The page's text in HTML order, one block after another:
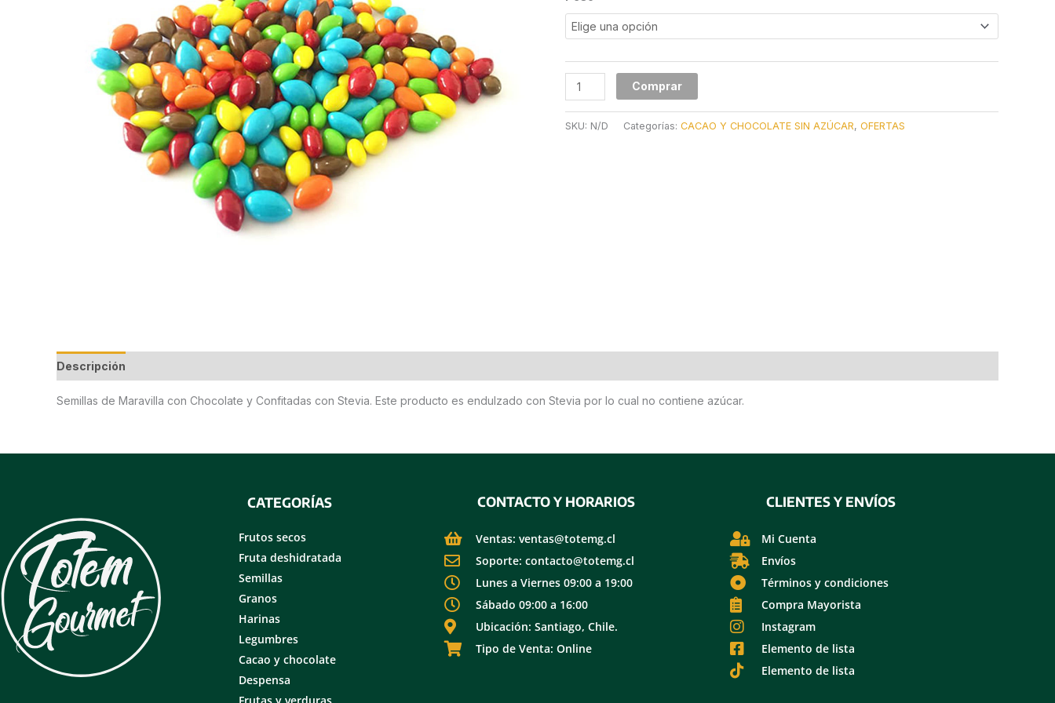
Comprar
SKU: N/D Categorías: CACAO Y CHOCOLATE SIN AZÚCAR, OFERTAS
Descripción
Semillas de Maravilla con Chocolate y Confitadas con Stevia. Este producto es endulzado con Stevia por lo cual no contiene azúcar.
CATEGORÍAS
Frutos secos
Fruta deshidratada
Semillas
Granos
Harinas
Legumbres
Cacao y chocolate
Despensa
CONTACTO Y HORARIOS
Ventas: ventas@totemg.cl
Soporte: contacto@totemg.cl
Lunes a Viernes 09:00 a 19:00
Sábado 09:00 a 16:00
Ubicación: Santiago, Chile.
Tipo de Venta: Online
CLIENTES Y ENVÍOS
Mi Cuenta
Envíos
Términos y condiciones
Compra Mayorista
Instagram
Elemento de lista
Elemento de lista